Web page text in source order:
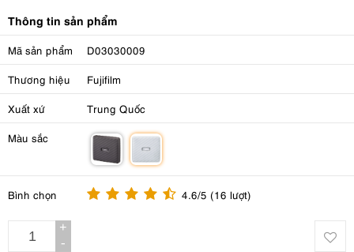
Thông tin sản phẩm
Mã sản phẩm D03030009
Thương hiệu Fujifilm
Xuất xứ Trung Quốc
Màu sắc
Bình chọn 4.6/5 (16 lượt)
+
-